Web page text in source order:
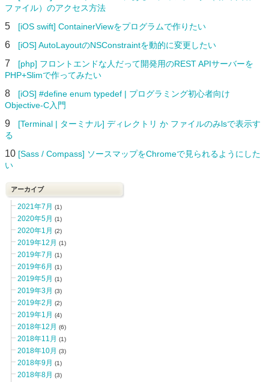
ファイル）のアクセス方法
5 [iOS swift] ContainerViewをプログラムで作りたい
6 [iOS] AutoLayoutのNSConstraintを動的に変更したい
7
[php] フロントエンドな人だって開発用のREST APIサーバーを
PHP+Slimで作ってみたい
8
[iOS] #define enum typedef | プログラミング初心者向け
Objective-C入門
9
[Terminal | ターミナル] ディレクトリ か ファイルのみlsで表示す
る
10 [Sass / Compass] ソースマップをChromeで見られるようにした
い
アーカイブ
2021年7月 (1)
2020年5月 (1)
2020年1月 (2)
2019年12月 (1)
2019年7月 (1)
2019年6月 (1)
2019年5月 (1)
2019年3月 (3)
2019年2月 (2)
2019年1月 (4)
2018年12月 (6)
2018年11月 (1)
2018年10月 (3)
2018年9月 (1)
2018年8月 (3)